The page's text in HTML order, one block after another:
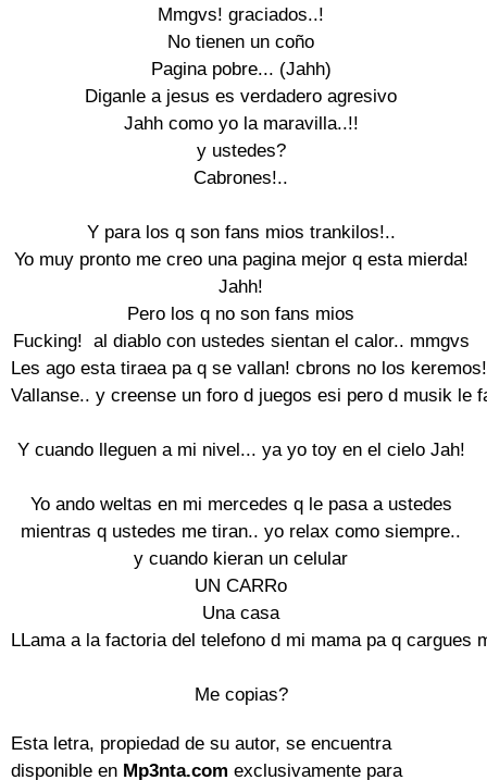
Mmgvs! graciados..!
No tienen un coño
Pagina pobre... (Jahh)
Diganle a jesus es verdadero agresivo
Jahh como yo la maravilla..!!
y ustedes?
Cabrones!..
Y para los q son fans mios trankilos!..
Yo muy pronto me creo una pagina mejor q esta mierda!
Jahh!
Pero los q no son fans mios
Fucking!  al diablo con ustedes sientan el calor.. mmgvs
Les ago esta tiraea pa q se vallan! cbrons no los keremos!
Vallanse.. y creense un foro d juegos esi pero d musik le
Y cuando lleguen a mi nivel... ya yo toy en el cielo Jah!
Yo ando weltas en mi mercedes q le pasa a ustedes
mientras q ustedes me tiran.. yo relax como siempre..
y cuando kieran un celular
UN CARRo
Una casa
LLama a la factoria del telefono d mi mama pa q cargues
Me copias?
Esta letra, propiedad de su autor, se encuentra
disponible en Mp3nta.com exclusivamente para